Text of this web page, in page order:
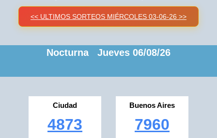
<< ULTIMOS SORTEOS MIÉRCOLES 03-06-26 >>
Nocturna Jueves 06/08/26
Ciudad
4873
Buenos Aires
7960